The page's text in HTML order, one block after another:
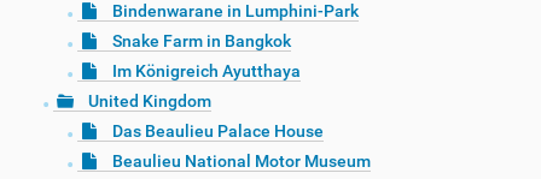
Bindenwarane in Lumphini-Park
Snake Farm in Bangkok
Im Königreich Ayutthaya
United Kingdom
Das Beaulieu Palace House
Beaulieu National Motor Museum